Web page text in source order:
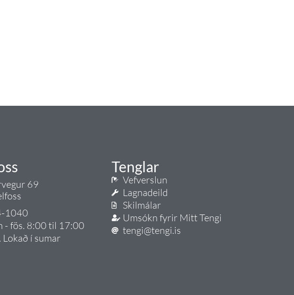
69
1040
- fös. 8:00 til 17:00
Lokað í sumar
Tenglar
Vefverslun
Lagnadeild
Skilmálar
Umsókn fyrir Mitt Tengi
tengi@tengi.is